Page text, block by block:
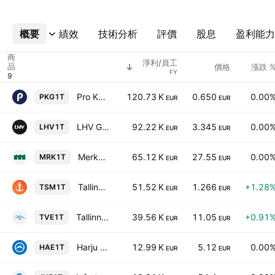
概要 績效 技術分析 評價 股息 盈利能力
更多
商
品
淨利/員工
FY 價格 漲跌
PKG1T Pro Kapital Grupp AS 120.73 K EUR 0.650 EUR
LHV1T LHV Group AS 92.22 K EUR 3.345 EUR
MRK1T Merko Ehitus AS 65.12 K EUR 27.55 EUR
TSM1T Tallinna Sadam AS 51.52 K EUR 1.266 EUR
TVE1T Tallinna Vesi AS Class A 39.56 K EUR 11.05 EUR
HAE1T Harju Elekter Group AS 12.99 K EUR 5.12 EUR